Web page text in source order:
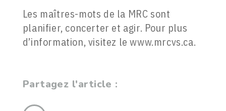
Les maîtres-mots de la MRC sont
planifier, concerter et agir. Pour plus
d’information, visitez le www.mrcvs.ca.
Partagez l'article :